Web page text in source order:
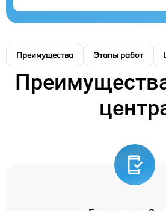
Преимущества Этапы работ